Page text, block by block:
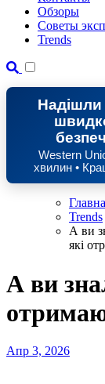
Обзоры
Советы
Trends
Надішли
Western
хвилин •
Trends
А ви
які
А ви
Апр 3, 2026